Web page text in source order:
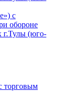
с
обороне
г.Тулы (юго-